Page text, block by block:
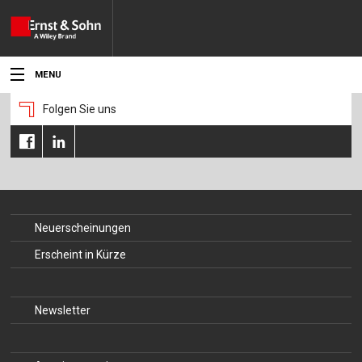
MENU
Aktuelles
Veranstaltungen
Produkte
Folgen Sie uns
Neuerscheinungen
Erscheint in Kürze
Newsletter